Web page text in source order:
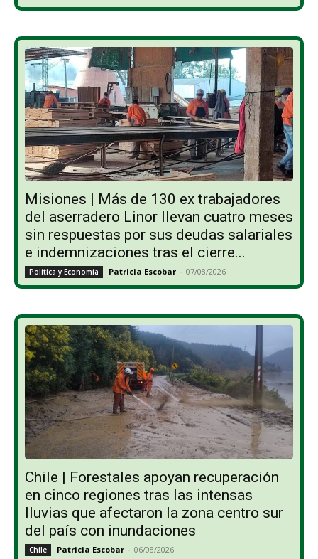
Misiones | Más de 130 ex trabajadores
del aserradero Linor llevan cuatro meses
sin respuestas por sus deudas salariales
e indemnizaciones tras el cierre...
Política y Economía Patricia Escobar - 07/08/2026
Chile | Forestales apoyan recuperación
en cinco regiones tras las intensas
lluvias que afectaron la zona centro sur
del país con inundaciones
Chile Patricia Escobar - 06/08/2026